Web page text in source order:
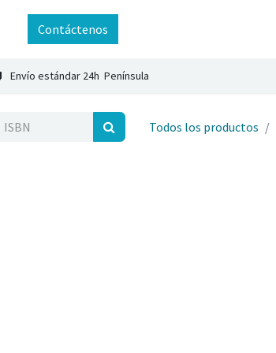
Contáctenos
Envío estándar 24h Península
Todos los productos